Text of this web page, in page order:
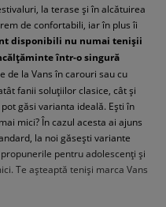
la terase și în alcătuirea
de confortabili, iar în plus îi
disponibili nu numai tenișii
într-o singură
de la Vans în carouri sau cu
fanii soluțiilor clasice, cât și
găsi varianta ideală. Ești în
mici? În cazul acesta ai ajuns
la noi găsești variante
pentru adolescenți și
Te așteaptă teniși marca Vans